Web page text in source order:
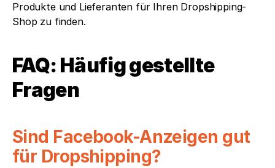
Produkte und Lieferanten für Ihren Dropshipping-
Shop zu finden.
FAQ: Häufig gestellte
Fragen
Sind Facebook-Anzeigen gut
für Dropshipping?